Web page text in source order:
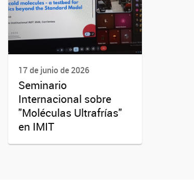
17 de junio de 2026
Seminario
Internacional sobre
"Moléculas Ultrafrías"
en IMIT